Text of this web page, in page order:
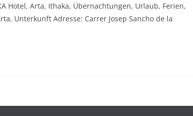
Hotel, Arta, Ithaka, Übernachtungen, Urlaub, Ferien,
Unterkunft Adresse: Carrer Josep Sancho de la